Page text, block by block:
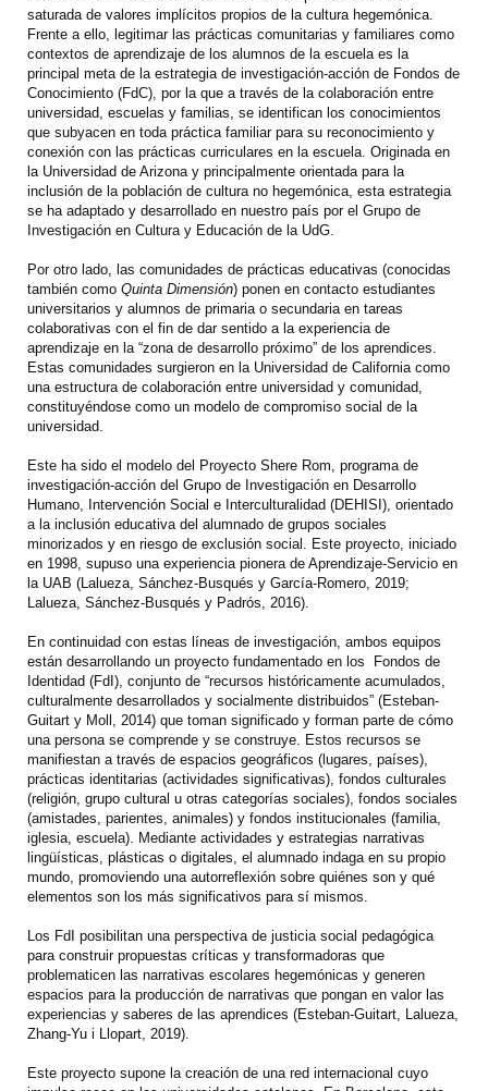
saturada de valores implícitos propios de la cultura hegemónica.
Frente a ello, legitimar las prácticas comunitarias y familiares como
contextos de aprendizaje de los alumnos de la escuela es la
principal meta de la estrategia de investigación-acción de Fondos de
Conocimiento (FdC), por la que a través de la colaboración entre
universidad, escuelas y familias, se identifican los conocimientos
que subyacen en toda práctica familiar para su reconocimiento y
conexión con las prácticas curriculares en la escuela. Originada en
la Universidad de Arizona y principalmente orientada para la
inclusión de la población de cultura no hegemónica, esta estrategia
se ha adaptado y desarrollado en nuestro país por el Grupo de
Investigación en Cultura y Educación de la UdG.
Por otro lado, las comunidades de prácticas educativas (conocidas
también como Quinta Dimensión) ponen en contacto estudiantes
universitarios y alumnos de primaria o secundaria en tareas
colaborativas con el fin de dar sentido a la experiencia de
aprendizaje en la “zona de desarrollo próximo” de los aprendices.
Estas comunidades surgieron en la Universidad de California como
una estructura de colaboración entre universidad y comunidad,
constituyéndose como un modelo de compromiso social de la
universidad.
Este ha sido el modelo del Proyecto Shere Rom, programa de
investigación-acción del Grupo de Investigación en Desarrollo
Humano, Intervención Social e Interculturalidad (DEHISI), orientado
a la inclusión educativa del alumnado de grupos sociales
minorizados y en riesgo de exclusión social. Este proyecto, iniciado
en 1998, supuso una experiencia pionera de Aprendizaje-Servicio en
la UAB (Lalueza, Sánchez-Busqués y García-Romero, 2019;
Lalueza, Sánchez-Busqués y Padrós, 2016).
En continuidad con estas líneas de investigación, ambos equipos
están desarrollando un proyecto fundamentado en los Fondos de
Identidad (FdI), conjunto de “recursos históricamente acumulados,
culturalmente desarrollados y socialmente distribuidos” (Esteban-
Guitart y Moll, 2014) que toman significado y forman parte de cómo
una persona se comprende y se construye. Estos recursos se
manifiestan a través de espacios geográficos (lugares, países),
prácticas identitarias (actividades significativas), fondos culturales
(religión, grupo cultural u otras categorías sociales), fondos sociales
(amistades, parientes, animales) y fondos institucionales (familia,
iglesia, escuela). Mediante actividades y estrategias narrativas
lingüísticas, plásticas o digitales, el alumnado indaga en su propio
mundo, promoviendo una autorreflexión sobre quiénes son y qué
elementos son los más significativos para sí mismos.
Los FdI posibilitan una perspectiva de justicia social pedagógica
para construir propuestas críticas y transformadoras que
problematicen las narrativas escolares hegemónicas y generen
espacios para la producción de narrativas que pongan en valor las
experiencias y saberes de las aprendices (Esteban-Guitart, Lalueza,
Zhang-Yu i Llopart, 2019).
Este proyecto supone la creación de una red internacional cuyo